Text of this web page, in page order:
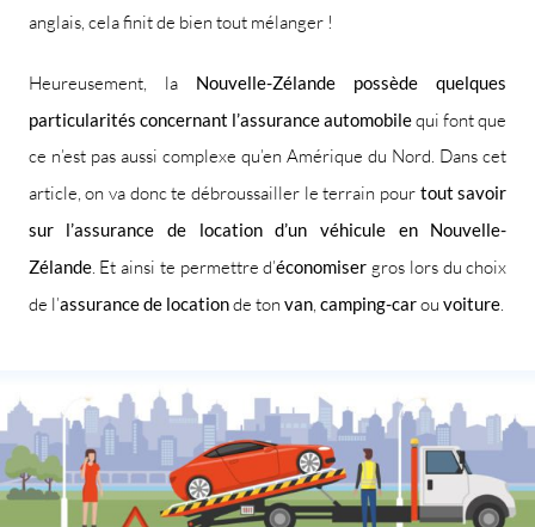
anglais, cela finit de bien tout mélanger !
Heureusement, la Nouvelle-Zélande possède quelques
particularités concernant l’assurance automobilequi font que
ce n’est pas aussi complexe qu’en Amérique du Nord. Dans cet
article, on va donc te débroussailler le terrain pour tout savoir
sur l’assurance de location d’un véhicule en Nouvelle-
Zélande. Et ainsi te permettre d’économiser gros lors du choix
de l’assurance de locationde ton van, camping-carou voiture.